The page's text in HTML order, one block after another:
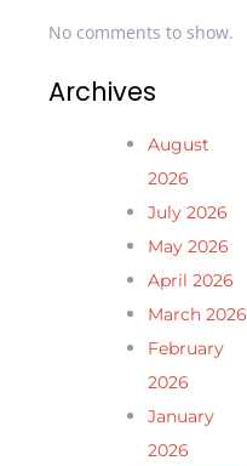
No comments to show.
Archives
August
2026
July 2026
May 2026
April 2026
March 2026
February
2026
January
2026